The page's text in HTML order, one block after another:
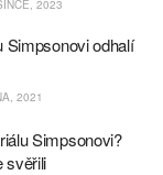
2023
Simpsonovi odhalí
2021
Simpsonovi?
svěřili